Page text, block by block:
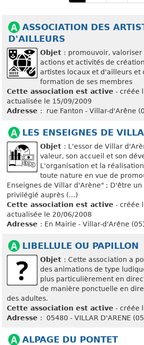
ASSOCIATION DES
D'AILLEURS
Objet : promouvoir, valoriser
actions et activités de
artistes locaux et d'ailleurs et
formation de ses membres
Cette association est active - créée
actualisée le 15/09/2009
Adresse : rue Fanton - Villar-d'Arêne
LES ENSEIGNES DE
Objet : L'essor de Villar
valeur, son accueil et son
L'organisation et la
toute nature en vue de
Enseignes de Villar d'Arène" ; D'être
privilégié auprès (…)
Cette association est active - créée
actualisée le 20/06/2008
Adresse : En Mairie - Villar-d'Arêne
LIBELLULE OU PAPILLON
Objet : Cette association a
des animations de type
plus particulièrement en
de manière ponctuelle en
des adultes.
Cette association est active - créée
Adresse : 05480 - VILLAR D'ARENE
ALPAGE DU PONTET